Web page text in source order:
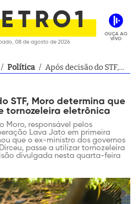
08 de agosto de 2026
OUÇA AO
VIVO
/ Política / Após decisão do STF,
tornozeleira
eletrônica
STF, Moro determina que
tornozeleira eletrônica
Moro, responsável pelos
Lava Jato em primeira
que o ex-ministro dos governos
passe a utilizar tornozeleira
divulgada nesta quarta-feira